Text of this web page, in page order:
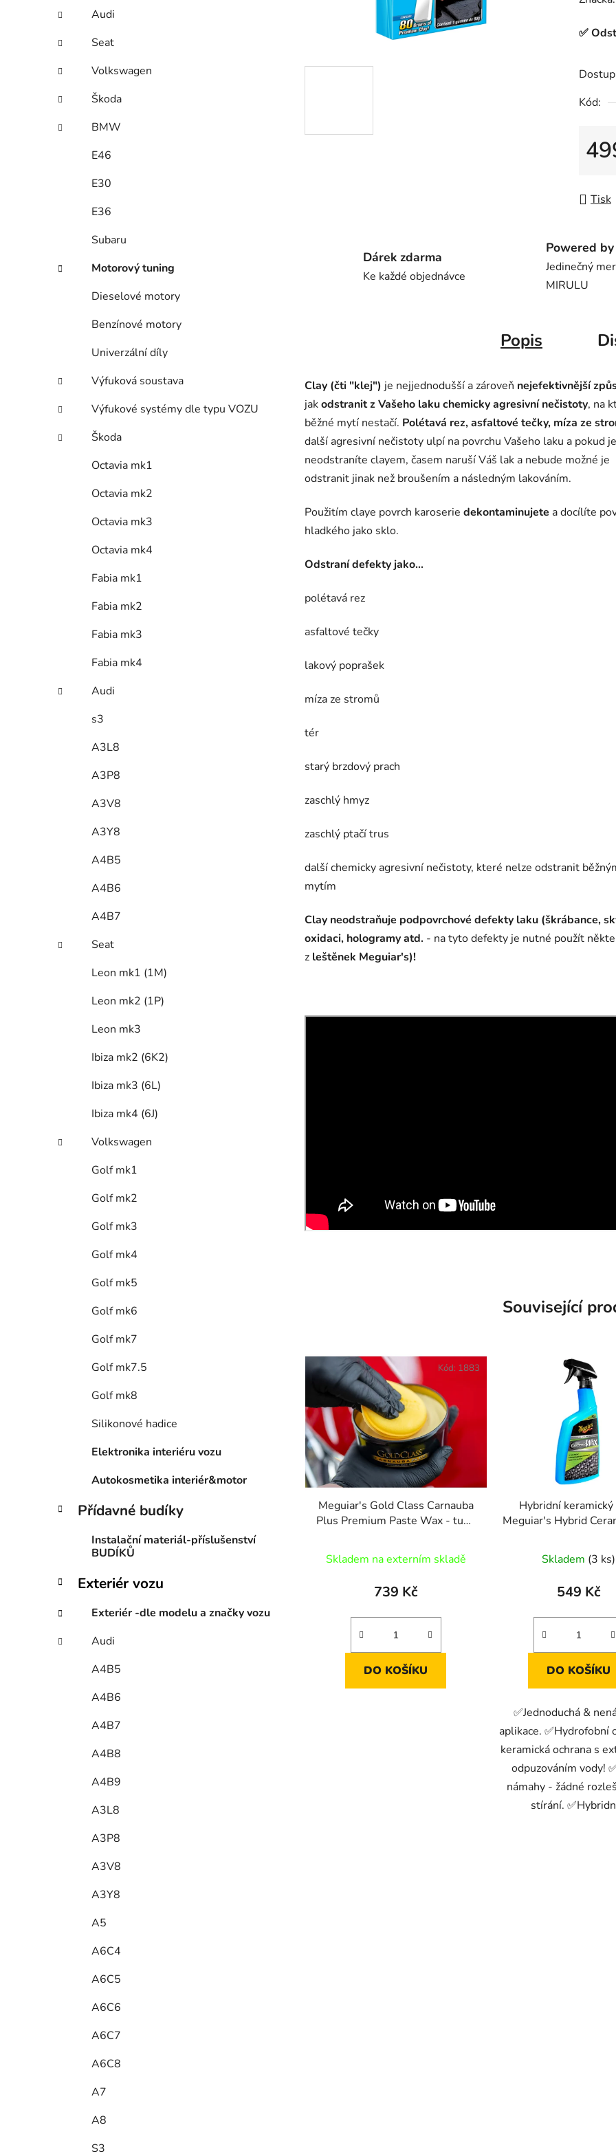
p
a
e
l
Audi
Seat
Volkswagen
Škoda
BMW
E46
E30
E36
Subaru
Motorový tuning
Dieselové motory
Benzínové motory
Univerzální díly
Výfuková soustava
Výfukové systémy dle typu VOZU
Škoda
Octavia mk1
Octavia mk2
Octavia mk3
Octavia mk4
Fabia mk1
Fabia mk2
Fabia mk3
Fabia mk4
Audi
s3
A3L8
A3P8
A3V8
A3Y8
A4B5
A4B6
A4B7
Seat
Leon mk1 (1M)
Leon mk2 (1P)
Leon mk3
Ibiza mk2 (6K2)
Ibiza mk3 (6L)
Ibiza mk4 (6J)
Volkswagen
Golf mk1
Golf mk2
Golf mk3
Golf mk4
Golf mk5
Golf mk6
Golf mk7
Golf mk7.5
Golf mk8
Silikonové hadice
Elektronika interiéru vozu
Autokosmetika interiér&motor
Přídavné budíky
Instalační materiál-příslušenství
BUDÍKŮ
Exteriér vozu
Exteriér -dle modelu a značky vozu
Audi
A4B5
A4B6
A4B7
A4B8
A4B9
A3L8
A3P8
A3V8
A3Y8
A5
A6C4
A6C5
A6C6
A6C7
A6C8
A7
A8
S3
je
z
✅
Kód:
Tisk
Dárek zdarma
Ke každé objednávce
Powered
Jedinečný
MIRULU
Popis
Clay (čti "klej") je nejjednodušší a zároveň nejefektivnější
jakodstranit z Vašeho laku chemicky agresivní nečistoty, na
běžné mytí nestačí. Polétavá rez, asfaltové tečky, míza ze
další agresivní nečistoty ulpí na povrchu Vašeho laku a pokud je
neodstraníte clayem, časem naruší Váš lak a nebude možné je
odstranit jinak než broušením a následným lakováním.
Použitím claye povrch karoserie dekontaminujete a docílíte
hladkého jako sklo.
Odstraní defekty jako...
polétavá rez
asfaltové tečky
lakový poprašek
míza ze stromů
tér
starý brzdový prach
zaschlý hmyz
zaschlý ptačí trus
další chemicky agresivní nečistoty, které nelze odstranit
mytím
Clay neodstraňuje podpovrchové defekty laku (škrábance,
oxidaci, hologramy atd. - na tyto defekty je nutné použít
z leštěnek Meguiar's)!
Související
Meguiar's Gold Class Carnauba
Plus Premium Paste Wax - tuhý
karnauby, 311 g
Skladem na externím skladě
739 Kč
DO KOŠÍKU
Kód: 1883
Hybridní keramický
Meguiar's Hybrid
Skladem (3 ks)
549 Kč
DO KOŠÍKU
✅Jednoduchá &
aplikace. ✅Hydrofobní
keramická ochrana s
odpuzováním vody!
námahy - žádné
stírání.